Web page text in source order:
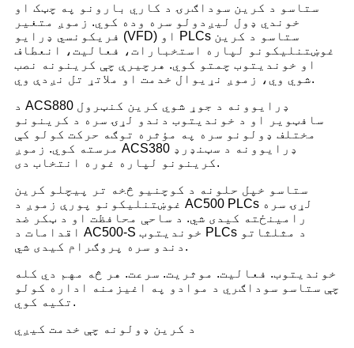
ستاسو د کرین سوداګرۍ د کاري بارونو په چټک او
خوندي ډول لیږدولو سره وده کوي. زموږ متغیر
فریکونسي ډرایو (VFD) او PLCs ستاسو د کرین
غوښتنلیکونو لپاره استخبارات، فعالیت، انعطاف
او خوندیتوب چمتو کوي. هرچیرې چې کرینونه نصب
شوي وي، زموږ نړیوال خدمت او ملاتړ تل نږدې وي.
د ACS880 ډرایوونه د جوړ شوي کرین کنټرول
سافټویر او د خوندیتوب دندو لړۍ سره د کرینونو
مختلف ډولونو سره په مؤثره توګه حرکت کولو کې
مرسته کوي. زموږ ACS380 ډرایوونه د سټنډرډ
کرینونو لپاره غوره انتخاب دی.
ستاسو خپل حلونه د کوچنيو څخه تر پیچلو کرین
غوښتنلیکونو پورې زموږ د AC500 PLCs لړۍ سره
رامینځته کیدی شي. د ساحې محافظت او د ټکر ضد
اقدامات د AC500-S خوندیتوب PLCs د مثلثاتو
دندو سره پروګرام کیدی شي.
خوندیتوب. فعالیت. موثریت. سرعت. هر څه مهم دي کله
چې ستاسو سوداګري د موادو په اغیزمنه اداره کولو
تکیه کوي.
د کرین ډولونه چې خدمت کیږي